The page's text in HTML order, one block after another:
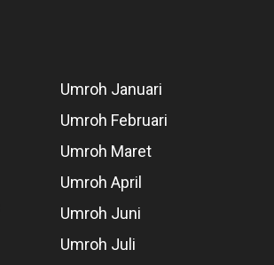
Umroh Januari
Umroh Februari
Umroh Maret
Umroh April
Umroh Juni
Umroh Juli